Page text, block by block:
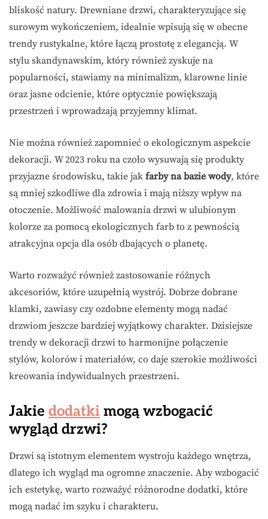
bliskość natury. Drewniane drzwi, charakteryzujące się
surowym wykończeniem, idealnie wpisują się w obecne
trendy rustykalne, które łączą prostotę z elegancją. W
stylu skandynawskim, który również zyskuje na
popularności, stawiamy na minimalizm, klarowne linie
oraz jasne odcienie, które optycznie powiększają
przestrzeń i wprowadzają przyjemny klimat.
Nie można również zapomnieć o ekologicznym aspekcie
dekoracji. W 2023 roku na czoło wysuwają się produkty
przyjazne środowisku, takie jak farby na bazie wody, które
są mniej szkodliwe dla zdrowia i mają niższy wpływ na
otoczenie. Możliwość malowania drzwi w ulubionym
kolorze za pomocą ekologicznych farb to z pewnością
atrakcyjna opcja dla osób dbających o planetę.
Warto rozważyć również zastosowanie różnych
akcesoriów, które uzupełnią wystrój. Dobrze dobrane
klamki, zawiasy czy ozdobne elementy mogą nadać
drzwiom jeszcze bardziej wyjątkowy charakter. Dzisiejsze
trendy w dekoracji drzwi to harmonijne połączenie
stylów, kolorów i materiałów, co daje szerokie możliwości
kreowania indywidualnych przestrzeni.
Jakie dodatki mogą wzbogacić
wygląd drzwi?
Drzwi są istotnym elementem wystroju każdego wnętrza,
dlatego ich wygląd ma ogromne znaczenie. Aby wzbogacić
ich estetykę, warto rozważyć różnorodne dodatki, które
mogą nadać im szyku i charakteru.